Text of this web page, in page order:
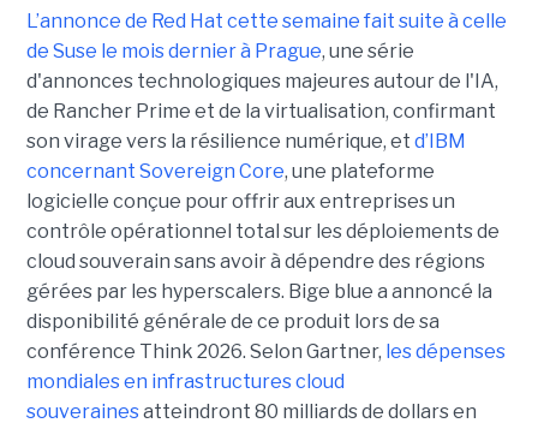
L’annonce de Red Hat cette semaine fait suite à celle
de Suse le mois dernier à Prague, une série
d'annonces technologiques majeures autour de l'IA,
de Rancher Prime et de la virtualisation, confirmant
son virage vers la résilience numérique, et d’ IBM
concernant Sovereign Core, une plateforme
logicielle conçue pour offrir aux entreprises un
contrôle opérationnel total sur les déploiements de
cloud souverain sans avoir à dépendre des régions
gérées par les hyperscalers. Bige blue a annoncé la
disponibilité générale de ce produit lors de sa
conférence Think 2026. Selon Gartner, les dépenses
mondiales en infrastructures cloud
souverainesatteindront 80 milliards de dollars en